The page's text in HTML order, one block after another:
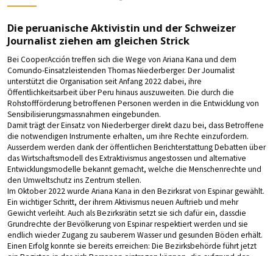
Die peruanische Aktivistin und der Schweizer
Journalist ziehen am gleichen Strick
Bei CooperAcción treffen sich die Wege von Ariana Kana und dem
Comundo-Einsatzleistenden Thomas Niederberger. Der Journalist
unterstützt die Organisation seit Anfang 2022 dabei, ihre
Öffentlichkeitsarbeit über Peru hinaus auszuweiten. Die durch die
Rohstoffförderung betroffenen Personen werden in die Entwicklung von
Sensibilisierungsmassnahmen eingebunden.
Damit trägt der Einsatz von Niederberger direkt dazu bei, dass Betroffene
die notwendigen Instrumente erhalten, um ihre Rechte einzufordern.
Ausserdem werden dank der öffentlichen Berichterstattung Debatten über
das Wirtschaftsmodell des Extraktivismus angestossen und alternative
Entwicklungsmodelle bekannt gemacht, welche die Menschenrechte und
den Umweltschutz ins Zentrum stellen.
Im Oktober 2022 wurde Ariana Kana in den Bezirksrat von Espinar gewählt.
Ein wichtiger Schritt, der ihrem Aktivismus neuen Auftrieb und mehr
Gewicht verleiht. Auch als Bezirksrätin setzt sie sich dafür ein, dassdie
Grundrechte der Bevölkerung von Espinar respektiert werden und sie
endlich wieder Zugang zu sauberem Wasser und gesunden Böden erhält.
Einen Erfolg konnte sie bereits erreichen: Die Bezirksbehörde führt jetzt